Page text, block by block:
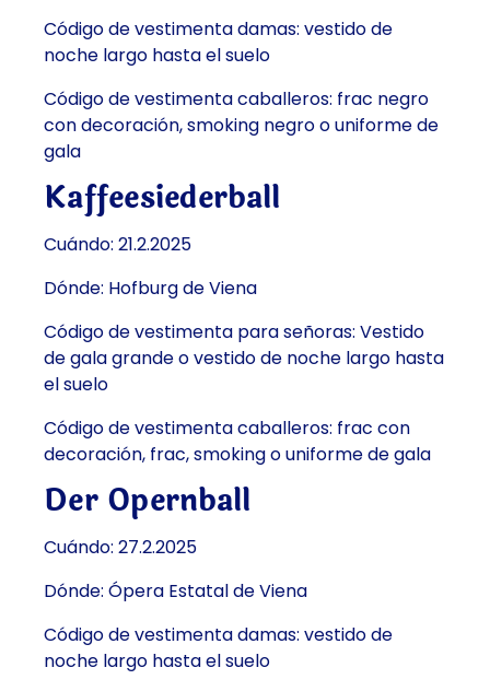
Código de vestimenta damas: vestido de
noche largo hasta el suelo
Código de vestimenta caballeros: frac negro
con decoración, smoking negro o uniforme de
gala
Kaffeesiederball
Cuándo: 21.2.2025
Dónde: Hofburg de Viena
Código de vestimenta para señoras: Vestido
de gala grande o vestido de noche largo hasta
el suelo
Código de vestimenta caballeros: frac con
decoración, frac, smoking o uniforme de gala
Der Opernball
Cuándo: 27.2.2025
Dónde: Ópera Estatal de Viena
Código de vestimenta damas: vestido de
noche largo hasta el suelo